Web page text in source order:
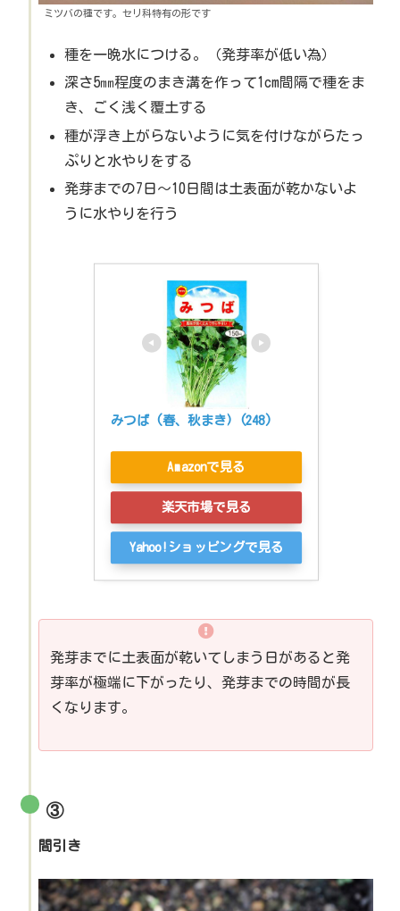
ミツバの種です。セリ科特有の形です
種を一晩水につける。（発芽率が低い為）
深さ5㎜程度のまき溝を作って1cm間隔で種をま
き、ごく浅く覆土する
種が浮き上がらないように気を付けながらたっ
ぷりと水やりをする
発芽までの7日～10日間は土表面が乾かないよ
うに水やりを行う
みつば (春、秋まき) (248)
Amazonで見る
楽天市場で見る
Yahoo!ショッピングで見る
発芽までに土表面が乾いてしまう日があると発
芽率が極端に下がったり、発芽までの時間が長
くなります。
③
間引き